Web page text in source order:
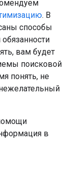
. В
способы
вам будет
поисковой
понять, не
в